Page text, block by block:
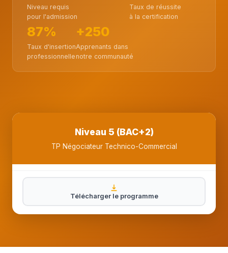
Niveau requis
pour l'admission
Taux de réussite
à la certification
87%
Taux d'insertion
professionnelle
+250
Apprenants dans
notre communauté
Niveau 5 (BAC+2)
TP Négociateur Technico-Commercial
Télécharger le programme